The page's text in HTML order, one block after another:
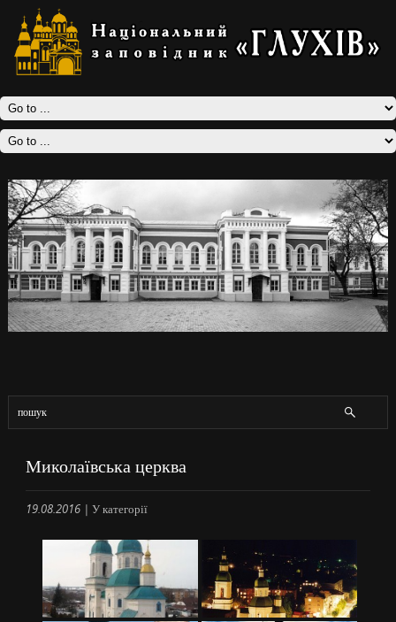
Миколаївська церква
19.08.2016| У категорії